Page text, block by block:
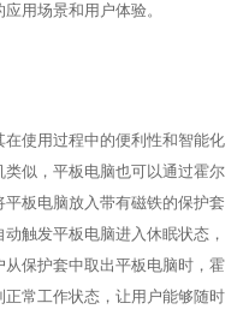
用场景和用户体验。
使用过程中的便利性和智能化
似，平板电脑也可以通过霍尔
板电脑放入带有磁铁的保护套
触发平板电脑进入休眠状态，
保护套中取出平板电脑时，霍
常工作状态，让用户能够随时